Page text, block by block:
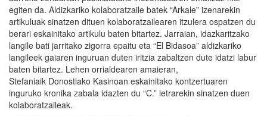
egiten da. Aldizkariko kolaboratzaile batek “Arkale” izenarekin
artikuluak sinatzen dituen kolaboratzailearen itzulera ospatzen du
berari eskainitako artikulu baten bitartez. Jarraian, idazkaritzako
langile bati jarritako zigorra epaitu eta “El Bidasoa” aldizkariko
langileek gaiaren inguruan duten iritzia zabaltzen dute idatzi labur
baten bitartez. Lehen orrialdearen amaieran,
Stefaniaik Donostiako Kasinoan eskainitako kontzertuaren
inguruko kronika zabala idazten du “C.” letrarekin sinatzen duen
kolaboratzaileak.